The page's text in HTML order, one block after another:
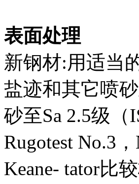
表面处理
新钢材:用适当
盐迹和其它喷
砂至Sa 2.5级（
Rugotest No.3
Keane- tator比